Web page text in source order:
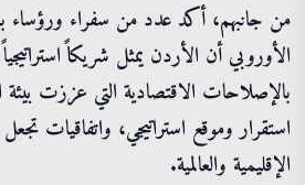
من جانبهم، أكد عدد من سفراء ورؤساء
الأوروبي أن الأردن يمثل شريكاً
بالإصلاحات الاقتصادية التي عززت بيئة
استقرار وموقع استراتيجي، واتفاقيات
الإقليمية والعالمية.